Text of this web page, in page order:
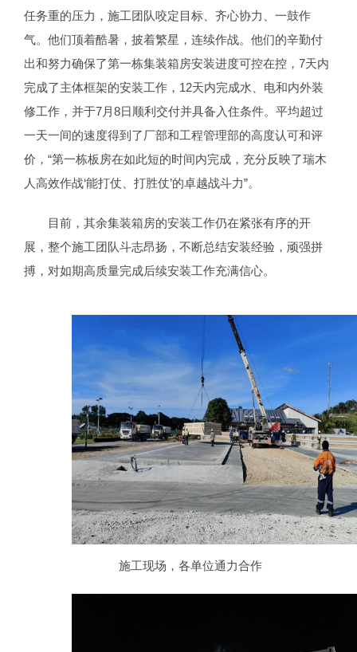
任务重的压力，施工团队咬定目标、齐心协力、一鼓作
气。他们顶着酷暑，披着繁星，连续作战。他们的辛勤付
出和努力确保了第一栋集装箱房安装进度可控在控，7天内
完成了主体框架的安装工作，12天内完成水、电和内外装
修工作，并于7月8日顺利交付并具备入住条件。平均超过
一天一间的速度得到了厂部和工程管理部的高度认可和评
价，“第一栋板房在如此短的时间内完成，充分反映了瑞木
人高效作战‘能打仗、打胜仗’的卓越战斗力”。
目前，其余集装箱房的安装工作仍在紧张有序的开
展，整个施工团队斗志昂扬，不断总结安装经验，顽强拼
搏，对如期高质量完成后续安装工作充满信心。
施工现场，各单位通力合作